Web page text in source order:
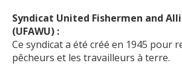
Syndicat United Fishermen and
(UFAWU) :
Ce syndicat a été créé en 1945 pour
pêcheurs et les travailleurs à terre.